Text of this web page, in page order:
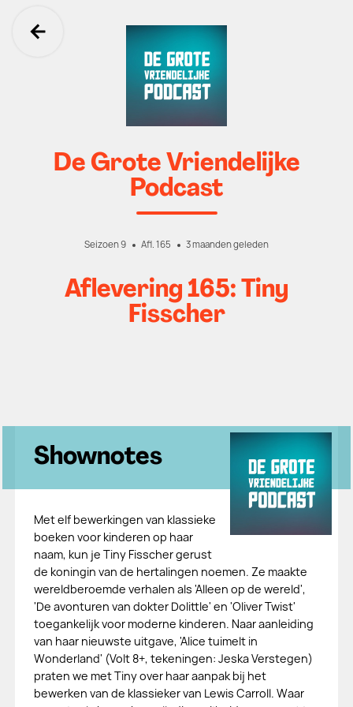
Ga terug
De Grote Vriendelijke
Podcast
Seizoen 9 Afl. 165 3 maanden geleden
Aflevering 165: Tiny
Fisscher
Shownotes
Met elf bewerkingen van klassieke
boeken voor kinderen op haar
naam, kun je Tiny Fisscher gerust
de koningin van de hertalingen noemen. Ze maakte
wereldberoemde verhalen als 'Alleen op de wereld',
'De avonturen van dokter Dolittle' en 'Oliver Twist'
toegankelijk voor moderne kinderen. Naar aanleiding
van haar nieuwste uitgave, 'Alice tuimelt in
Wonderland' (Volt 8+, tekeningen: Jeska Verstegen)
praten we met Tiny over haar aanpak bij het
bewerken van de klassieker van Lewis Carroll. Waar